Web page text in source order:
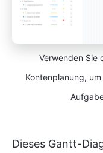
Verwenden Sie
Kontenplanung,
Dieses Gantt-